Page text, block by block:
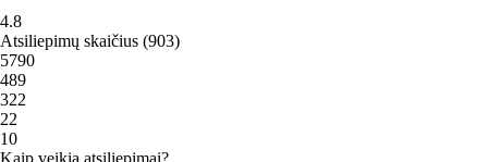
4.8
Atsiliepimų skaičius (903)
5790
489
322
22
10
Kaip veikia atsiliepimai?